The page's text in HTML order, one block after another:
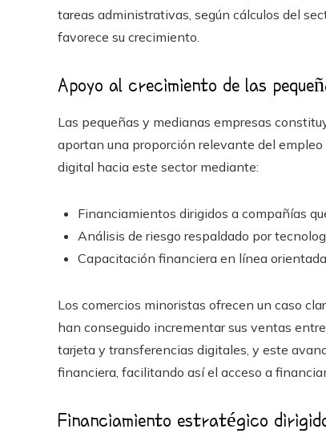
tareas administrativas, según cálculos del
favorece su crecimiento.
Apoyo al crecimiento de las
Las pequeñas y medianas empresas
aportan una proporción relevante del
digital hacia este sector mediante:
Financiamientos dirigidos a compañías
Análisis de riesgo respaldado por
Capacitación financiera en línea
Los comercios minoristas ofrecen un caso
han conseguido incrementar sus ventas
tarjeta y transferencias digitales, y este
financiera, facilitando así el acceso a
Financiamiento estratégico